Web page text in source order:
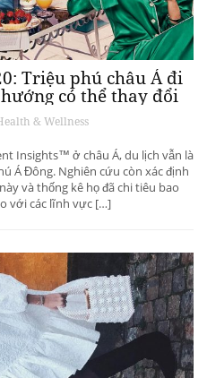
Triệu phú châu Á đi
có thể thay đổi
thượng lưu
& Wellness
Insights™ ở châu Á, du lịch vẫn là
Á Đông. Nghiên cứu còn xác định
và thống kê họ đã chi tiêu bao
với các lĩnh vực […]